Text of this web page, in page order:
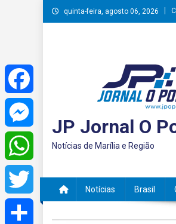
Skip
to
quinta-feira, agosto 06, 2026
JP Jornal O
Notícias de Marília e Região
Notícias Brasil
Facebook
Messenger
WhatsApp
Twitter